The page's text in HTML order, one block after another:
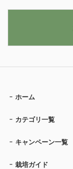
ホーム
カテゴリ一覧
キャンペーン一覧
栽培ガイド